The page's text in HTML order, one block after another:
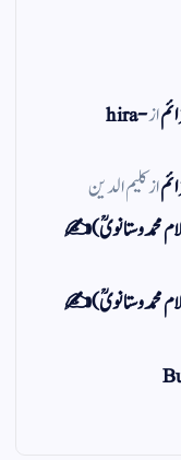
ازhira-
ازکلیم الدین
محمد وستانویؒ)✍
محمد وستانویؒ)✍